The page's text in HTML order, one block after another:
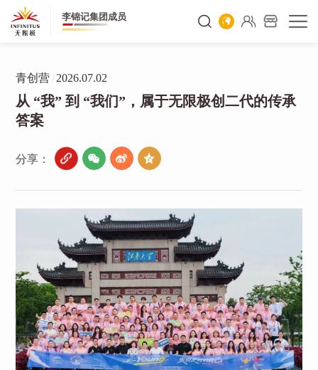
李锦记集团成员
青创营 /2026.07.02
从 “我” 到 “我们”，属于无限极创二代的传承
答案
分享：